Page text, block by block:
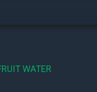
WATER